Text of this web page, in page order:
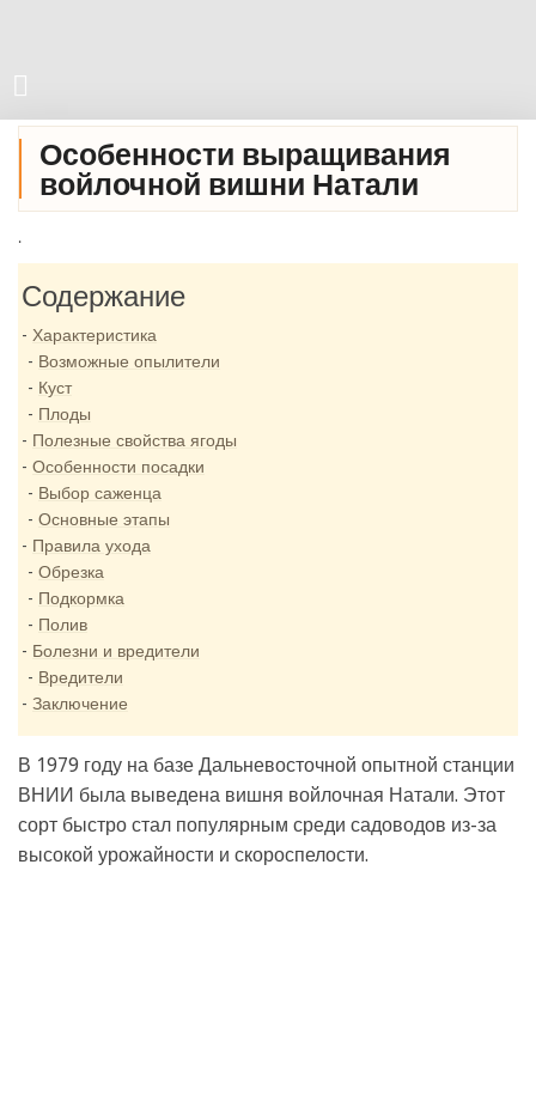
Особенности выращивания
войлочной вишни Натали
.
Содержание
Характеристика
Возможные опылители
Куст
Плоды
Полезные свойства ягоды
Особенности посадки
Выбор саженца
Основные этапы
Правила ухода
Обрезка
Подкормка
Полив
Болезни и вредители
Вредители
Заключение
В 1979 году на базе Дальневосточной опытной станции
ВНИИ была выведена вишня войлочная Натали. Этот
сорт быстро стал популярным среди садоводов из-за
высокой урожайности и скороспелости.